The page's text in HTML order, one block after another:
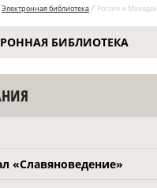
Электронная библиотека / Россия и
БИБЛИОТЕКА
«Славяноведение»